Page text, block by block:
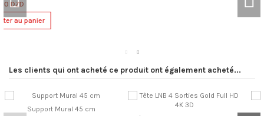
Les clients qui ont acheté ce produit ont également acheté...
Multi-switch - 10/08 - Hybrid
Fiche F à Compression Rapide